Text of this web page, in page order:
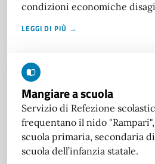
condizioni economiche
LEGGI DI PIÙ →
Mangiare a scuola
Servizio di Refezione
frequentano il nido
scuola primaria, secondaria
scuola dell’infanzia statale.